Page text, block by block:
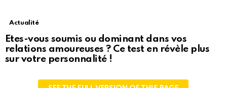
Actualité
Etes-vous soumis ou dominant dans vos
relations amoureuses ? Ce test en révèle plus
sur votre personnalité !